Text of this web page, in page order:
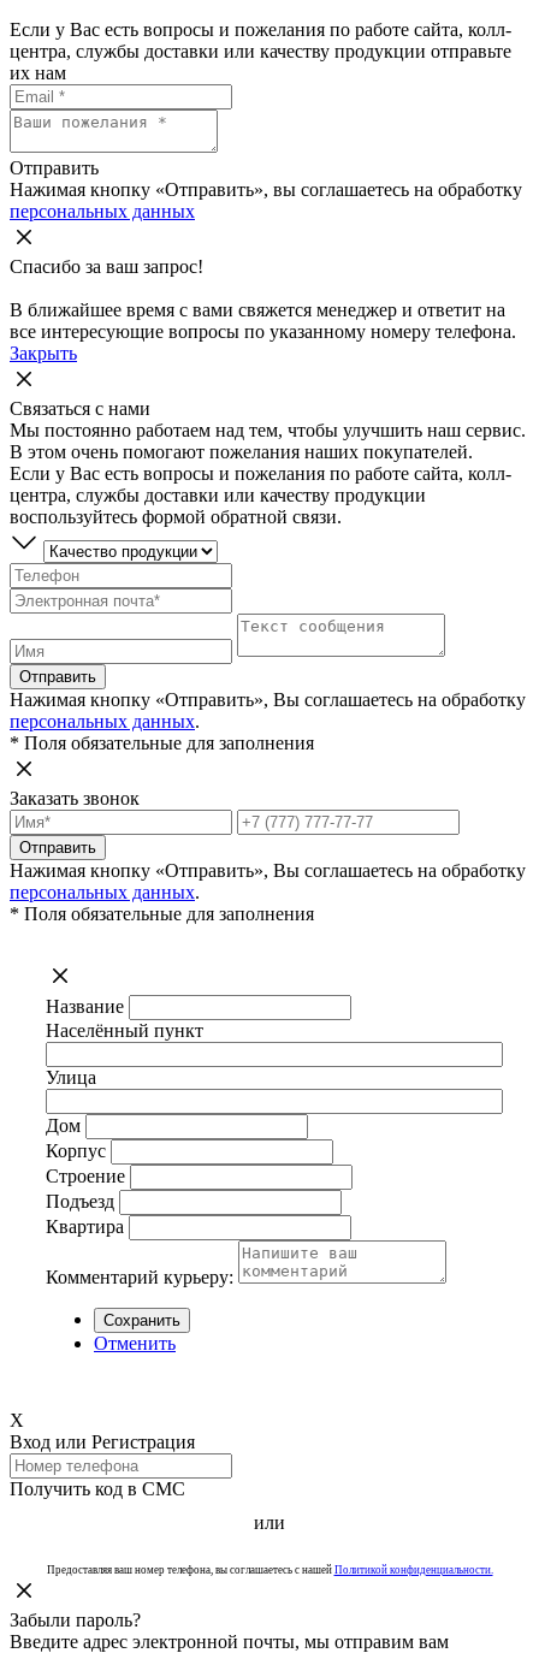
Если у Вас есть вопросы и пожелания по работе сайта, колл-
центра, службы доставки или качеству продукции отправьте
их нам
Отправить
Нажимая кнопку «Отправить», вы соглашаетесь на обработку
персональных данных
Спасибо за ваш запрос!
В ближайшее время с вами свяжется менеджер и ответит на
все интересующие вопросы по указанному номеру телефона.
Закрыть
Связаться с нами
Мы постоянно работаем над тем, чтобы улучшить наш сервис.
В этом очень помогают пожелания наших покупателей.
Если у Вас есть вопросы и пожелания по работе сайта, колл-
центра, службы доставки или качеству продукции
воспользуйтесь формой обратной связи.
Отправить
Нажимая кнопку «Отправить», Вы соглашаетесь на обработку
персональных данных.
* Поля обязательные для заполнения
Заказать звонок
Отправить
Нажимая кнопку «Отправить», Вы соглашаетесь на обработку
персональных данных.
* Поля обязательные для заполнения
Название
Населённый пункт
Улица
Дом
Корпус
Строение
Подъезд
Квартира
Комментарий курьеру:
Сохранить
Отменить
Х
Вход или Регистрация
Получить код в СМС
или
Предоставляя ваш номер телефона, вы соглашаетесь с нашей Политикой конфиденциальности.
Забыли пароль?
Введите адрес электронной почты, мы отправим вам